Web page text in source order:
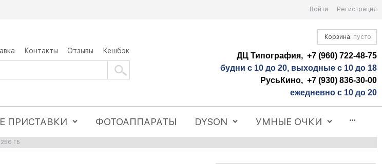
Войти Регистрация
Контакты Отзывы Кешбэк
Корзина: пусто
ДЦ Типография, +7 (960) 722-48-75
будни с 10 до 20, выходные с 10 до 18
РусьКино, +7 (930) 836-30-00
ежедневно с 10 до 20
ПРИСТАВКИ ФОТОАППАРАТЫ DYSON УМНЫЕ ОЧКИ
ГБ